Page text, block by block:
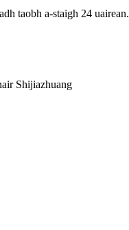
taobh a-staigh 24 uairean.
Shijiazhuang